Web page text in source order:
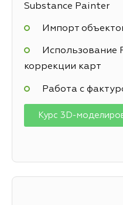
Substance Painter
Импорт
Использование
коррекции карт
Работа с
Курс 3D-